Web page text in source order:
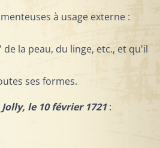
à usage externe :
la peau, du linge, etc., et qu'il
ses formes.
le 10 février 1721: